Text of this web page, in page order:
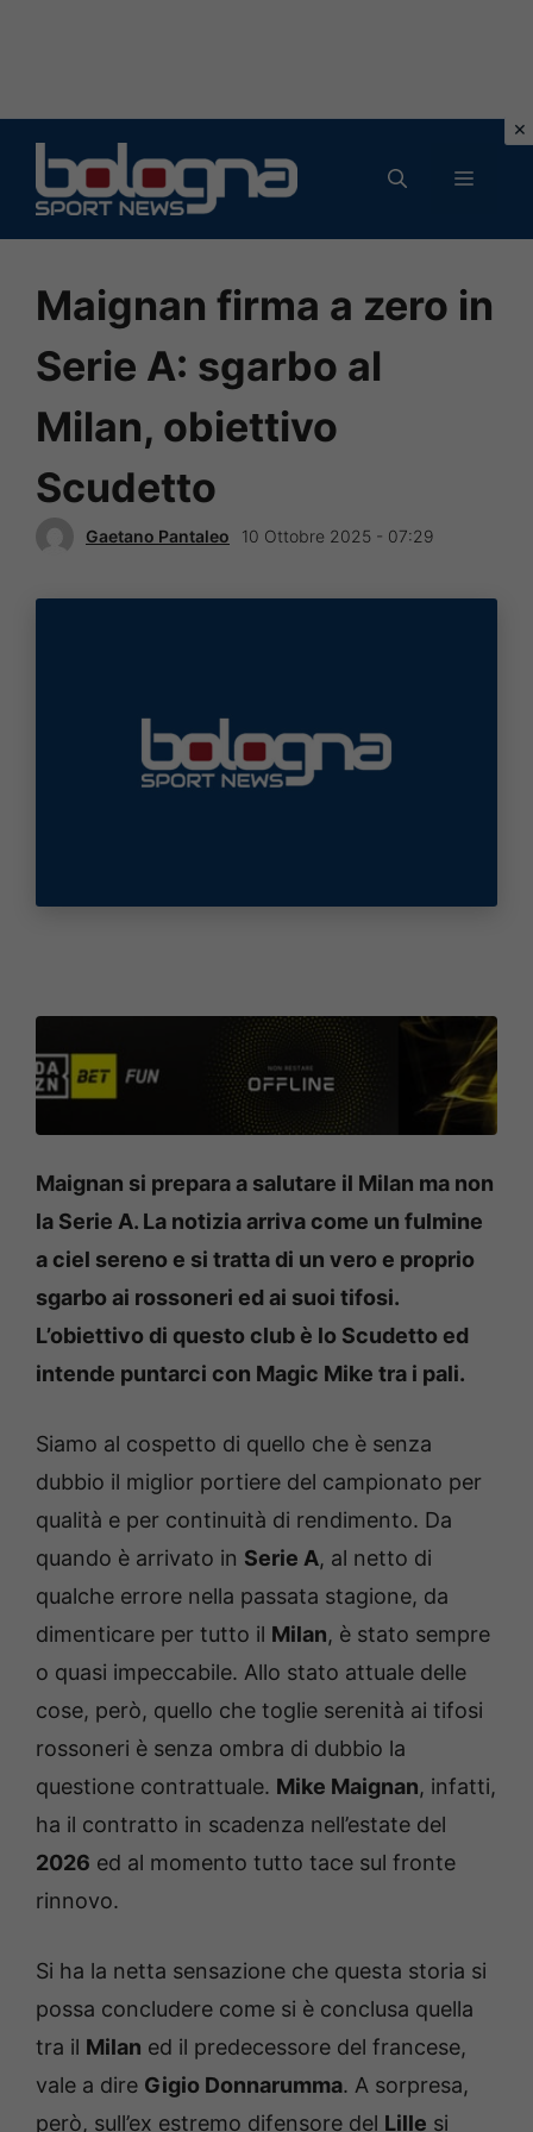
contenuto
MENU
Maignan firma a zero in
Serie A: sgarbo al
Milan, obiettivo
Scudetto
Gaetano Pantaleo 10 Ottobre 2025 - 07:29
Maignan si prepara a salutare il Milan ma non
la Serie A. La notizia arriva come un fulmine
a ciel sereno e si tratta di un vero e proprio
sgarbo ai rossoneri ed ai suoi tifosi.
L’obiettivo di questo club è lo Scudetto ed
intende puntarci con Magic Mike tra i pali.
Siamo al cospetto di quello che è senza
dubbio il miglior portiere del campionato per
qualità e per continuità di rendimento. Da
quando è arrivato in Serie A, al netto di
qualche errore nella passata stagione, da
dimenticare per tutto il Milan, è stato sempre
o quasi impeccabile. Allo stato attuale delle
cose, però, quello che toglie serenità ai tifosi
rossoneri è senza ombra di dubbio la
questione contrattuale. Mike Maignan, infatti,
ha il contratto in scadenza nell’estate del
2026 ed al momento tutto tace sul fronte
rinnovo.
Si ha la netta sensazione che questa storia si
possa concludere come si è conclusa quella
tra il Milan ed il predecessore del francese,
vale a dire Gigio Donnarumma. A sorpresa,
però, sull’ex estremo difensore del Lille si